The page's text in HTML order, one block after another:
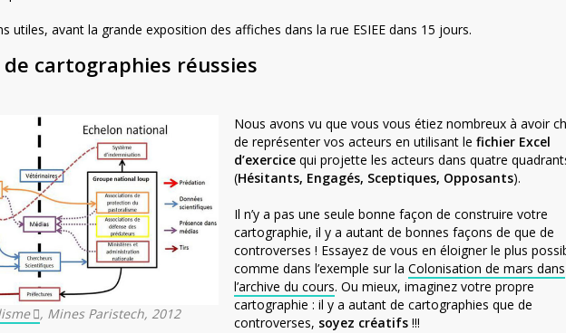
utiles, avant la grande exposition des affiches dans la rue ESIEE dans 15 jours.
de cartographies réussies
, Mines Paristech, 2012
Nous avons vu que vous vous étiez nombreux à avoir
de représenter vos acteurs en utilisant lefichier Excel
d’exercice qui projette les acteurs dans quatre
(Hésitants, Engagés, Sceptiques, Opposants).
Il n’y a pas une seule bonne façon de construire votre
cartographie, il y a autant de bonnes façons de que de
controverses ! Essayez de vous en éloigner le plus
comme dans l’exemple sur laColonisation de mars dans
l’archive du cours. Ou mieux, imaginez votre propre
cartographie : il y a autant de cartographies que de
controverses, soyez créatifs !!!